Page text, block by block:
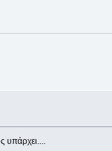
υπάρχει....